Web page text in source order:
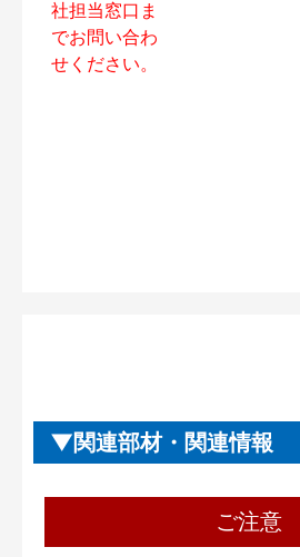
社担当窓口ま
でお問い合わ
せください。
関連部材・関連情報
ご注意